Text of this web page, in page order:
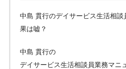
中島 貫行のデイサービス生活相
果は嘘？
中島 貫行の
デイサービス生活相談員業務マニ